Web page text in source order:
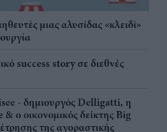
μιας αλυσίδας «κλειδί»
success story σε διεθνές
- δημιουργός Delligatti, η
ο οικονομικός δείκτης Big
της αγοραστικής